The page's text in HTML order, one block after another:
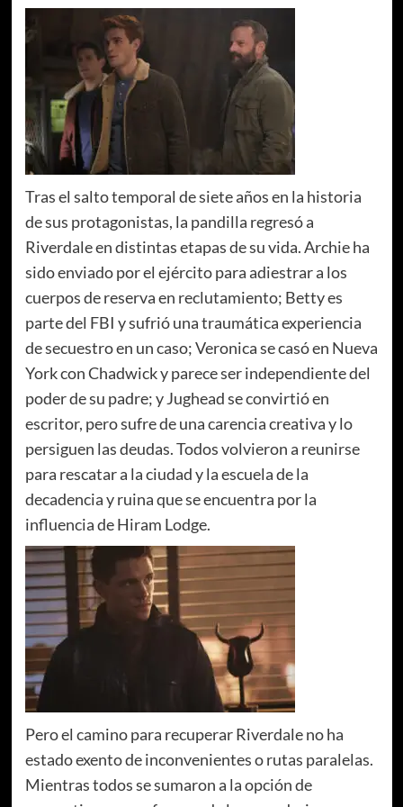
Tras el salto temporal de siete años en la historia
de sus protagonistas, la pandilla regresó a
Riverdale en distintas etapas de su vida. Archie ha
sido enviado por el ejército para adiestrar a los
cuerpos de reserva en reclutamiento; Betty es
parte del FBI y sufrió una traumática experiencia
de secuestro en un caso; Veronica se casó en Nueva
York con Chadwick y parece ser independiente del
poder de su padre; y Jughead se convirtió en
escritor, pero sufre de una carencia creativa y lo
persiguen las deudas. Todos volvieron a reunirse
para rescatar a la ciudad y la escuela de la
decadencia y ruina que se encuentra por la
influencia de Hiram Lodge.
Pero el camino para recuperar Riverdale no ha
estado exento de inconvenientes o rutas paralelas.
Mientras todos se sumaron a la opción de